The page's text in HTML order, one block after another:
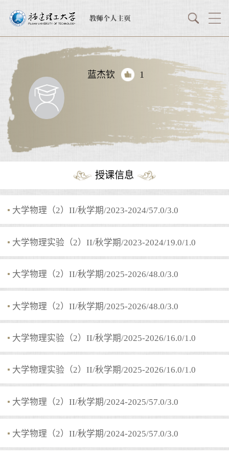
蓝杰钦 1
授课信息
大学物理（2）II/秋学期/2023-2024/57.0/3.0
大学物理实验（2）II/秋学期/2023-2024/19.0/1.0
大学物理（2）II/秋学期/2025-2026/48.0/3.0
大学物理（2）II/秋学期/2025-2026/48.0/3.0
大学物理实验（2）II/秋学期/2025-2026/16.0/1.0
大学物理实验（2）II/秋学期/2025-2026/16.0/1.0
大学物理（2）II/秋学期/2024-2025/57.0/3.0
大学物理（2）II/秋学期/2024-2025/57.0/3.0